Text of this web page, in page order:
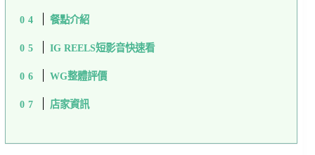
餐點介紹
IG REELS短影音快速看
WG整體評價
店家資訊